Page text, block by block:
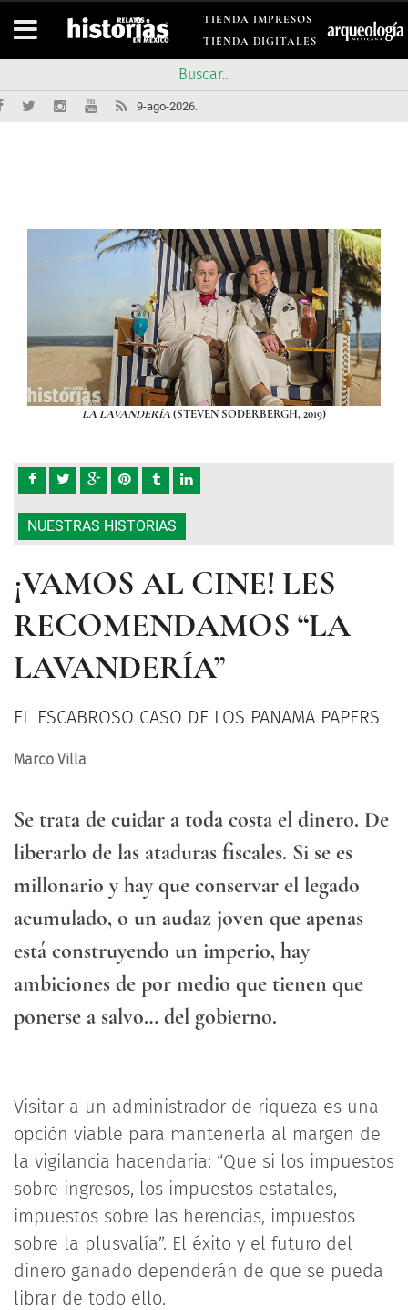
TIENDA IMPRESOS
TIENDA DIGITALES
9-ago-2026.
LA LAVANDERÍA(STEVEN SODERBERGH, 2019)
NUESTRAS HISTORIAS
¡VAMOS AL CINE! LES
RECOMENDAMOS “LA
LAVANDERÍA”
EL ESCABROSO CASO DE LOS PANAMA PAPERS
Marco Villa
Se trata de cuidar a toda costa el dinero. De
liberarlo de las ataduras fiscales. Si se es
millonario y hay que conservar el legado
acumulado, o un audaz joven que apenas
está construyendo un imperio, hay
ambiciones de por medio que tienen que
ponerse a salvo… del gobierno.
Visitar a un administrador de riqueza es una
opción viable para mantenerla al margen de
la vigilancia hacendaria: “Que si los impuestos
sobre ingresos, los impuestos estatales,
impuestos sobre las herencias, impuestos
sobre la plusvalía”. El éxito y el futuro del
dinero ganado dependerán de que se pueda
librar de todo ello.